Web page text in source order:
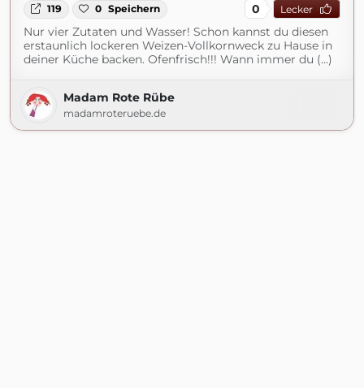
119 0 Speichern 0 Lecker
Nur vier Zutaten und Wasser! Schon kannst du diesen
erstaunlich lockeren Weizen-Vollkornweck zu Hause in
deiner Küche backen. Ofenfrisch!!! Wann immer du (...)
Madam Rote Rübe
madamroteruebe.de